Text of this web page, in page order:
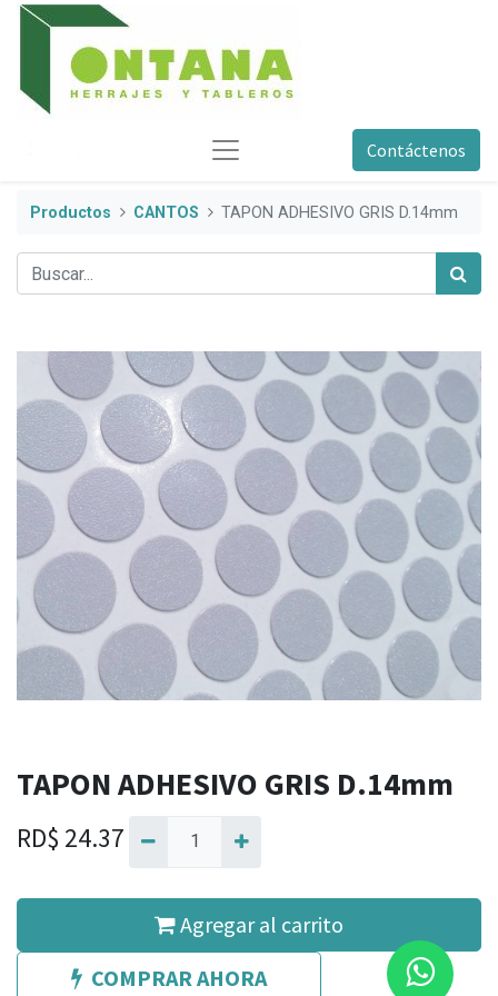
Contáctenos
Productos CANTOS TAPON ADHESIVO GRIS D.14mm
TAPON ADHESIVO GRIS D.14mm
RD$ 24.37
Agregar al carrito
COMPRAR AHORA